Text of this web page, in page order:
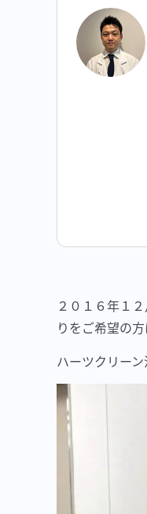
２０１６年１
りをご希望の
ハーツクリー